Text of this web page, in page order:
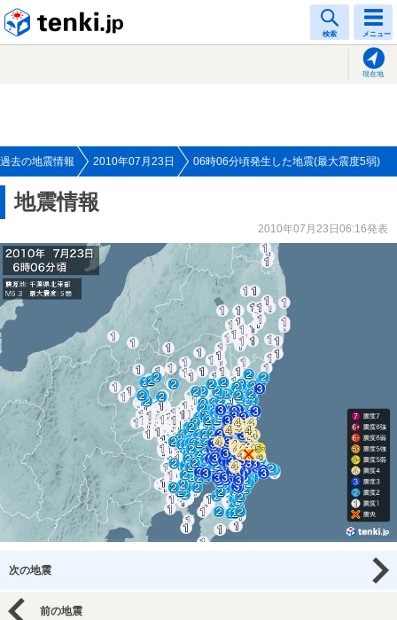
検索 メニュー
現在地
過去の地震情報 2010年07月23日 06時06分頃発生した地震(最大震度5弱)
地震情報
2010年07月23日06:16発表
次の地震
前の地震